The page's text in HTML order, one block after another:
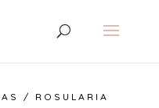
/ ROSULARIA